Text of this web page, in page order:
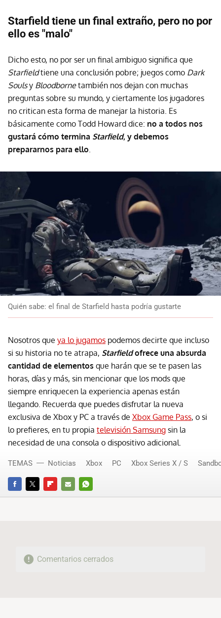
Starfield tiene un final extraño, pero no por
ello es "malo"
Dicho esto, no por ser un final ambiguo significa que
Starfieldtiene una conclusión pobre; juegos como Dark
Soulsy Bloodbornetambién nos dejan con muchas
preguntas sobre su mundo, y ciertamente los jugadores
no critican esta forma de manejar la historia. Es
básicamente como Todd Howard dice: no a todos nos
gustará cómo termina Starfield, y debemos
prepararnos para ello.
Quién sabe: el final de Starfield hasta podría gustarte
Nosotros que ya lo jugamos podemos decirte que incluso
si su historia no te atrapa, Starfieldofrece una absurda
cantidad de elementos que harán que se te pasen las
horas, días y más, sin mencionar que los mods que
siempre enriquecen la experiencia apenas están
llegando. Recuerda que puedes disfrutar la nueva
exclusiva de Xbox y PC a través de Xbox Game Pass, o si
lo prefieres, en tu propia televisión Samsung sin la
necesidad de una consola o dispositivo adicional.
FACEBOOKTWITTERFLIPBOARD
E-
WHATSAPP
TEMAS Noticias Xbox PC Xbox Series X / S
Comentarios cerrados